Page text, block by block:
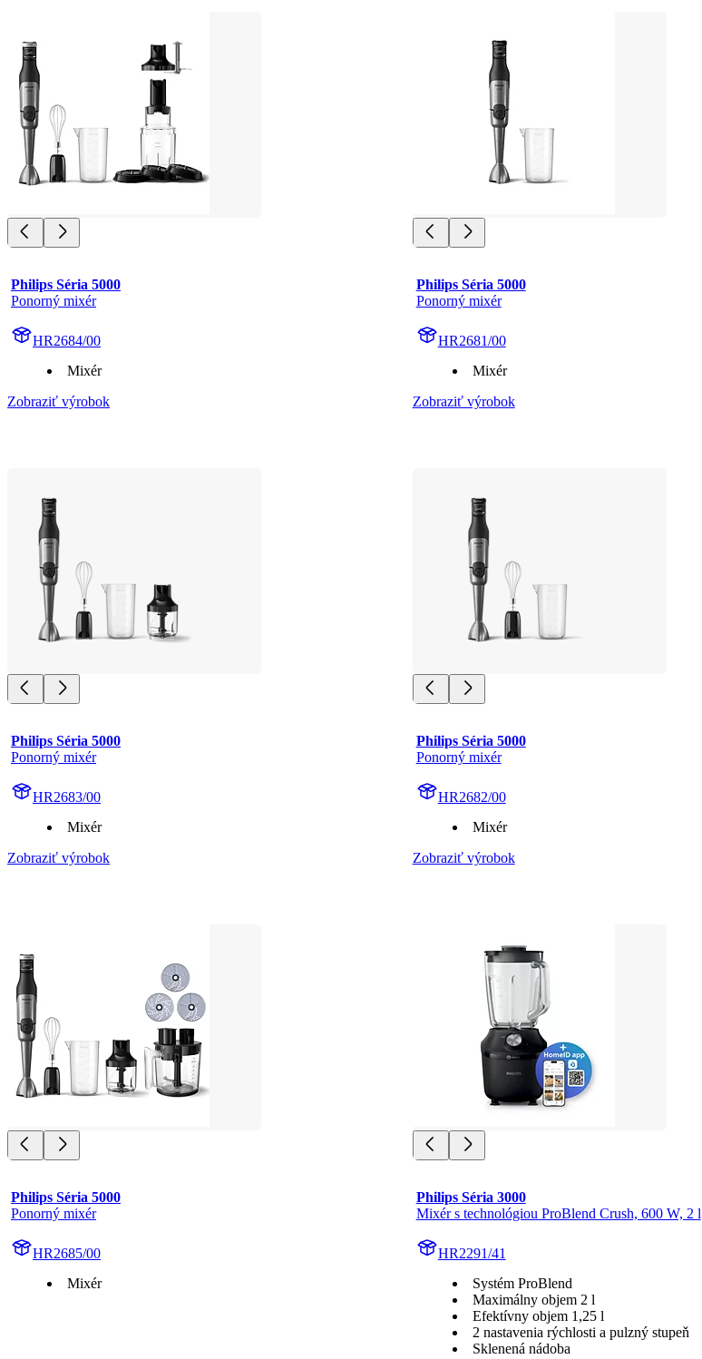
Philips Séria 5000
Ponorný mixér
HR2684/00
Mixér
Zobraziť výrobok
Philips Séria 5000
Ponorný mixér
HR2681/00
Mixér
Zobraziť výrobok
Philips Séria 5000
Ponorný mixér
HR2683/00
Mixér
Zobraziť výrobok
Philips Séria 5000
Ponorný mixér
HR2682/00
Mixér
Zobraziť výrobok
Philips Séria 5000
Ponorný mixér
HR2685/00
Mixér
Philips Séria 3000
Mixér s technológiou ProBlend Crush, 600 W, 2 l
HR2291/41
Systém ProBlend
Maximálny objem 2 l
Efektívny objem 1,25 l
2 nastavenia rýchlosti a pulzný stupeň
Sklenená nádoba